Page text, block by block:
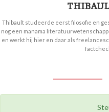
Thibault studeerde eerst filosofie en
nog een manama
en werkt hij hier en daar als